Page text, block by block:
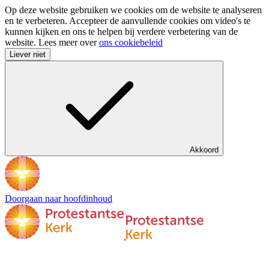
Op deze website gebruiken we cookies om de website te analyseren
en te verbeteren. Accepteer de aanvullende cookies om video's te
kunnen kijken en ons te helpen bij verdere verbetering van de
website. Lees meer overons cookiebeleid
Liever niet
Akkoord
Doorgaan naar hoofdinhoud